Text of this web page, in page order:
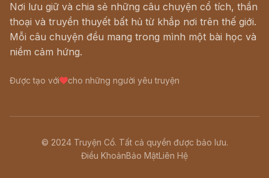
Nơi lưu giữ và chia sẻ những câu chuyện cổ tích, thần
thoại và truyền thuyết bất hủ từ khắp nơi trên thế giới.
Mỗi câu chuyện đều mang trong mình một bài học và
niềm cảm hứng.
Được tạo với cho những người yêu truyện
© 2024 Truyện Cổ. Tất cả quyền được bảo lưu.
Điều KhoảnBảo MậtLiên Hệ